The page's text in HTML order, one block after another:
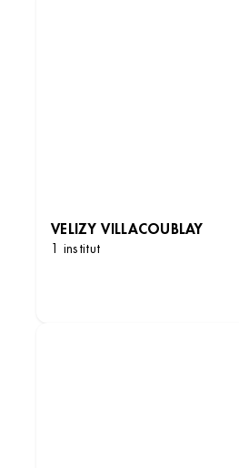
VELIZY VILLACOUBLAY
1 institut